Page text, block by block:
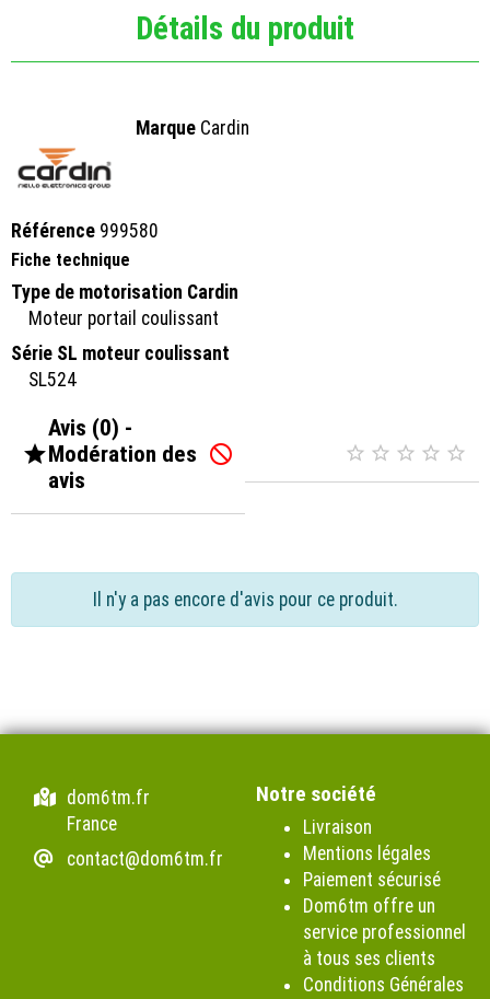
Détails du produit
Marque Cardin
Référence 999580
Fiche technique
Type de motorisation Cardin
Moteur portail coulissant
Série SL moteur coulissant
SL524

Avis (0) -
Modération des
avis
     
Il n'y a pas encore d'avis pour ce produit.
dom6tm.fr
France
contact@dom6tm.fr
Notre société
Livraison
Mentions légales
Paiement sécurisé
Dom6tm offre un
service professionnel
à tous ses clients
Conditions Générales